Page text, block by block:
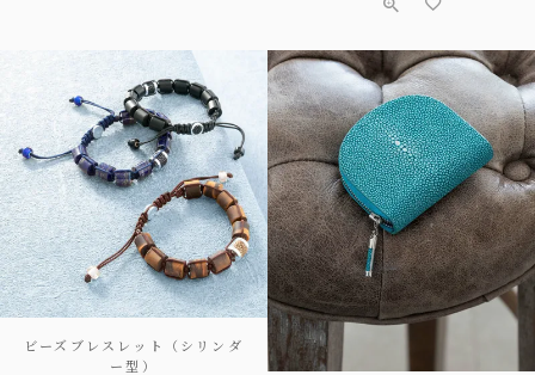
ビーズブレスレット（シリンダ
ー型）